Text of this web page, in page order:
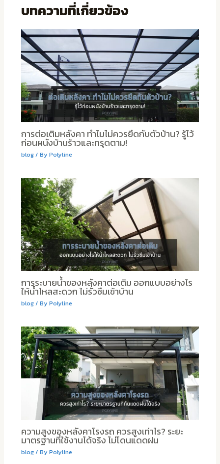
บทความที่เกี่ยวข้อง
การต่อเติมหลังคา ทำไมไม่ควรยึดกับตัวบ้าน? รู้ไว้
ก่อนผนังบ้านร้าวและทรุดตาม!
blog/ By Polyline
การระบายน้ำของหลังคาต่อเติม ออกแบบอย่างไร
ให้น้ำไหลสะดวก ไม่รั่วซึมเข้าบ้าน
blog/ By Polyline
ความสูงของหลังคาโรงรถ ควรสูงเท่าไร? ระยะ
มาตรฐานที่ใช้งานได้จริง ไม่โดนแดดฝน
blog/ By Polyline